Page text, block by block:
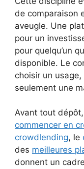
de comparaison
aveugle. Une
pour un
pour quelqu’un
disponible. Le
choisir un
seulement une
Avant tout
commencer en
crowdlending, le
des meilleures
donnent un